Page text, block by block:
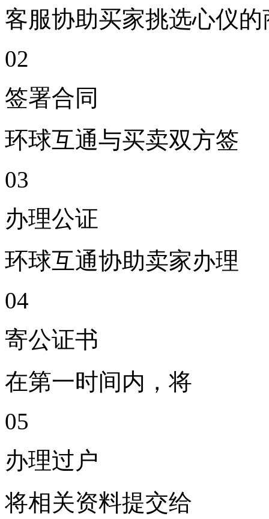
客服协助买家挑选心仪
02
签署合同
环球互通与买卖双方签
03
办理公证
环球互通协助卖家办理
04
寄公证书
在第一时间内，将
05
办理过户
将相关资料提交给